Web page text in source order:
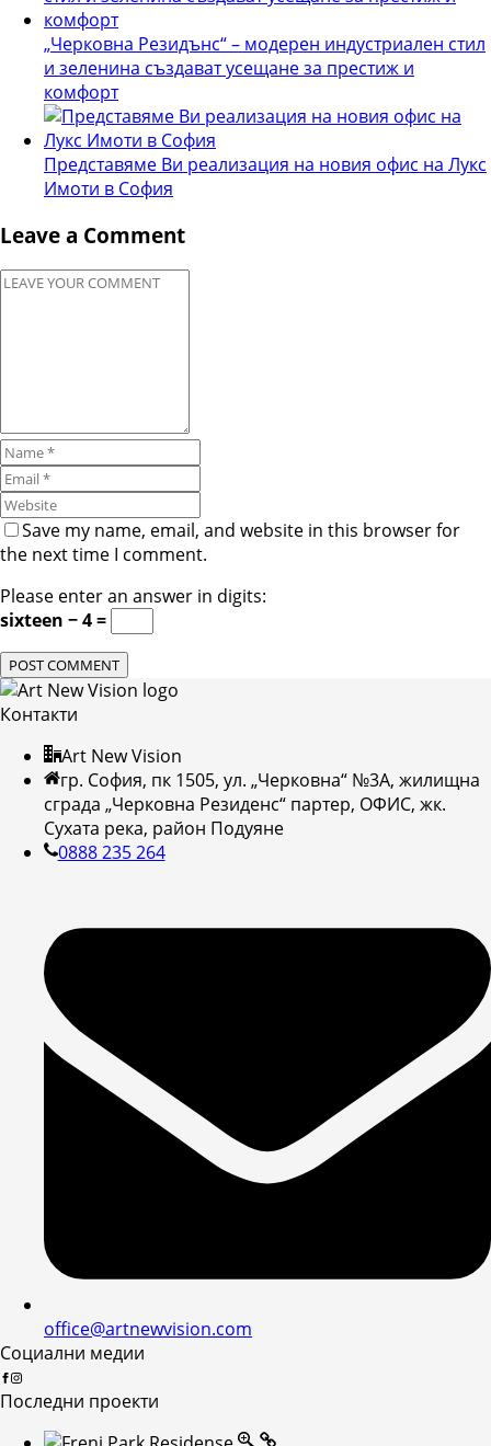
„Черковна Резидънс“ – модерен индустриален стил
и зеленина създават усещане за престиж и
комфорт
Представяме Ви реализация на новия офис на Лукс
Имоти в София
Leave a Comment
Save my name, email, and website in this browser for
the next time I comment.
Please enter an answer in digits:
sixteen − 4 =
Контакти
Art New Vision
гр. София, пк 1505, ул. „Черковна“ №3А, жилищна
сграда „Черковна Резиденс“ партер, ОФИС, жк.
Сухата река, район Подуяне
0888 235 264
office@artnewvision.com
Социални медии
Последни проекти